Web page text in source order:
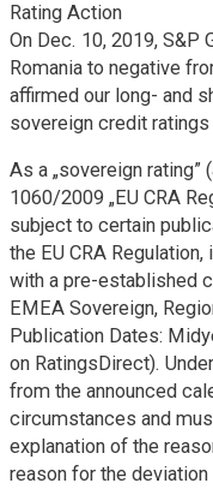
Rating Action
On Dec. 10, 2019, S&P
Romania to negative
affirmed our long- and
sovereign credit ratings
As a „sovereign rating”
1060/2009 „EU CRA
subject to certain
the EU CRA
with a pre-established
EMEA Sovereign,
Publication Dates:
on RatingsDirect).
from the announced
circumstances and
explanation of the
reason for the